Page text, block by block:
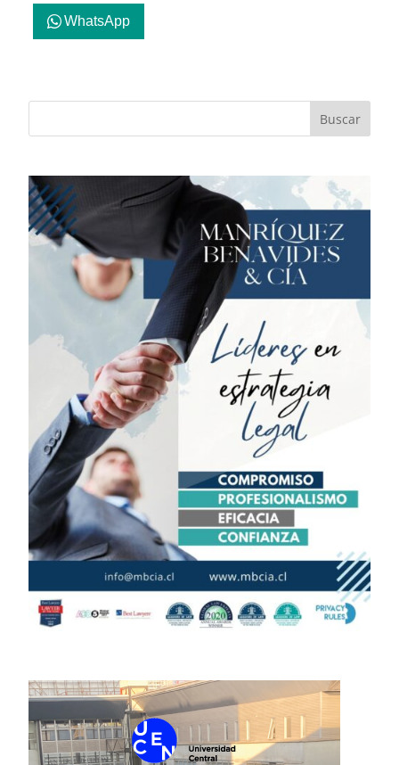
WhatsApp